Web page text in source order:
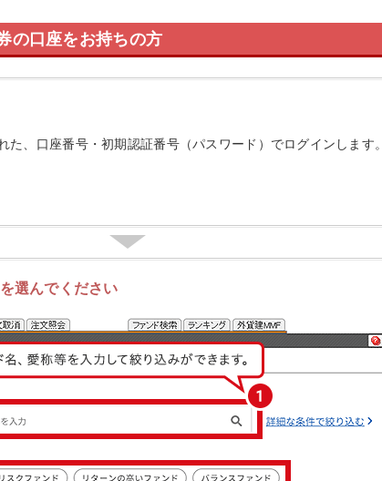
の口座をお持ちの方
た、口座番号・初期認証番号（パスワード）でログインします。
選んでください